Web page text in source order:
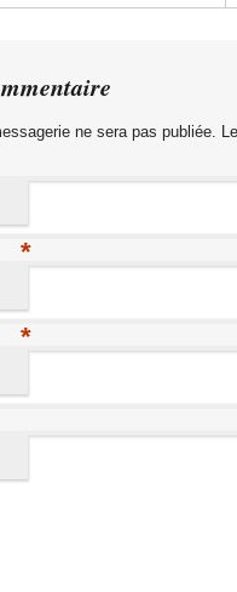
ne sera pas publiée.
*
*